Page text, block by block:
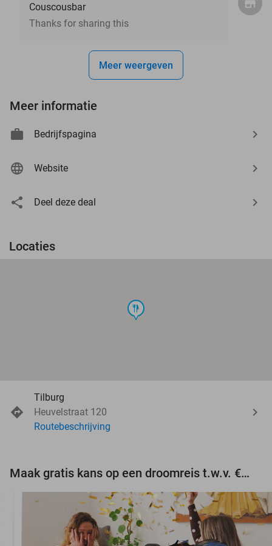
Couscousbar
Thanks for sharing this
Meer weergeven
Meer informatie
Bedrijfspagina
Website
Deel deze deal
Locaties
food
Tilburg
Heuvelstraat 120
Routebeschrijving
Maak gratis kans op een droomreis t.w.v. €3.000!